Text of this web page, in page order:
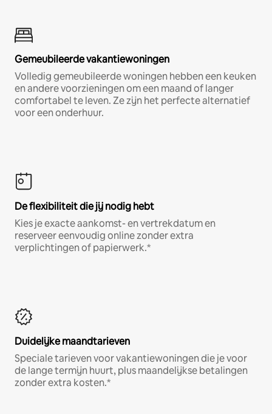
Gemeubileerde vakantiewoningen
Volledig gemeubileerde woningen hebben een keuken
en andere voorzieningen om een maand of langer
comfortabel te leven. Ze zijn het perfecte alternatief
voor een onderhuur.
De flexibiliteit die jij nodig hebt
Kies je exacte aankomst- en vertrekdatum en
reserveer eenvoudig online zonder extra
verplichtingen of papierwerk.*
Duidelijke maandtarieven
Speciale tarieven voor vakantiewoningen die je voor
de lange termijn huurt, plus maandelijkse betalingen
zonder extra kosten.*